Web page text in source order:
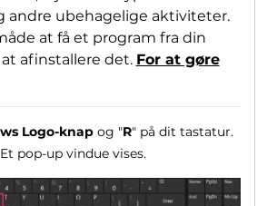
andre ubehagelige aktiviteter.
at få et program fra din
afinstallere det. For at gøre
Logo-knapog "R" på dit tastatur.
Et pop-up vindue vises.